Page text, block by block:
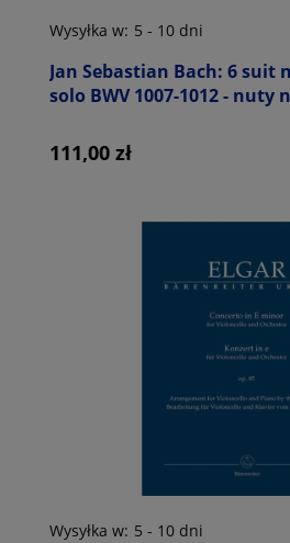
Jan Sebastian Bach: 6 suit
solo BWV 1007-1012 - nuty
Wysyłka w: 5 - 10 dni
111,00 zł
Wysyłka w: 5 - 10 dni